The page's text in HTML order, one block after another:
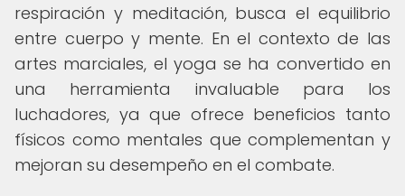
respiración y meditación, busca el equilibrio
entre cuerpo y mente. En el contexto de las
artes marciales, el yoga se ha convertido en
una herramienta invaluable para los
luchadores, ya que ofrece beneficios tanto
físicos como mentales que complementan y
mejoran su desempeño en el combate.